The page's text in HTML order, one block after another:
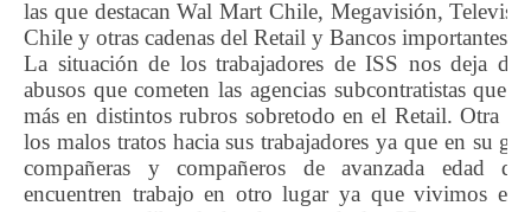
las que destacan Wal Mart Chile, Megavisión,
Chile y otras cadenas del Retail y Bancos importantes
La situación de los trabajadores de ISS nos deja de
abusos que cometen las agencias subcontratistas que
más en distintos rubros sobretodo en el Retail. Otra
los malos tratos hacia sus trabajadores ya que en su
compañeras y compañeros de avanzada edad
encuentren trabajo en otro lugar ya que vivimos